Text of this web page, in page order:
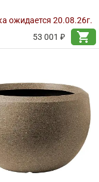
ожидается 20.08.26г.
53 001 ₽
shopping_cart